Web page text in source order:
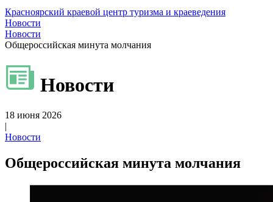
Красноярский краевой центр туризма и краеведения
Новости
Новости
Общероссийская минута молчания
Новости
18 июня 2026
|
Новости
Общероссийская минута молчания